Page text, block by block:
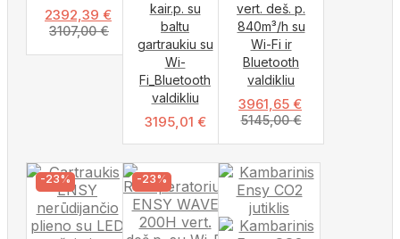
2392,39 €
3107,00€
kair.p. su
baltu
gartraukiu su
Wi-
Fi_Bluetooth
valdikliu
3195,01 €
vert. deš. p.
840m³/h su
Wi-Fi ir
Bluetooth
valdikliu
3961,65 €
5145,00€
-23% -23%